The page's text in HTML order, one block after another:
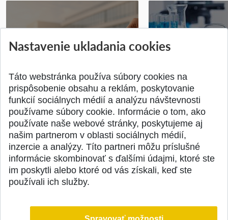
dekana Fakulty chemickej a
Prihlášky na
inžinierske
SPÄŤ NA VRCH
Nastavenie ukladania cookies
Táto webstránka používa súbory cookies na
prispôsobenie obsahu a reklám, poskytovanie
funkcií sociálnych médií a analýzu návštevnosti
používame súbory cookie. Informácie o tom, ako
používate naše webové stránky, poskytujeme aj
našim partnerom v oblasti sociálnych médií,
inzercie a analýzy. Títo partneri môžu príslušné
informácie skombinovať s ďalšími údajmi, ktoré ste
im poskytli alebo ktoré od vás získali, keď ste
používali ich služby.